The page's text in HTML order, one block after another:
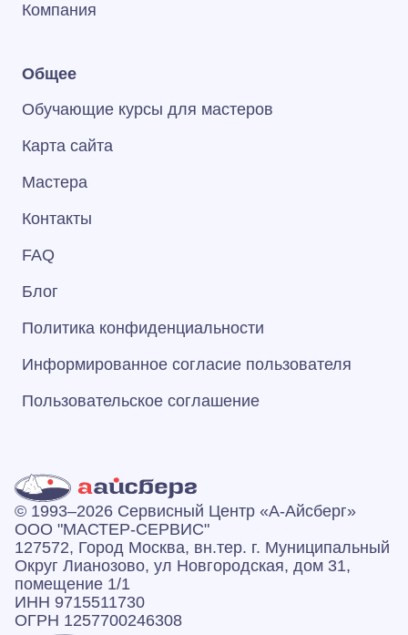
Компания
Общее
Обучающие курсы для мастеров
Карта сайта
Мастера
Контакты
FAQ
Блог
Политика конфиденциальности
Информированное согласие пользователя
Пользовательское соглашение
© 1993–2026 Сервисный Центр «А‑Айсберг»
ООО "МАСТЕР-СЕРВИС"
127572, Город Москва, вн.тер. г. Муниципальный
Округ Лианозово, ул Новгородская, дом 31,
помещение 1/1
ИНН 9715511730
ОГРН 1257700246308